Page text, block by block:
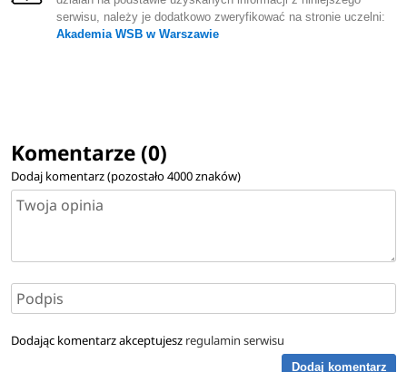
serwisu, należy je dodatkowo zweryfikować na stronie uczelni:
Akademia WSB w Warszawie
Komentarze (0)
Dodaj komentarz (pozostało4000znaków)
Dodając komentarz akceptujesz regulamin serwisu
Dodaj komentarz